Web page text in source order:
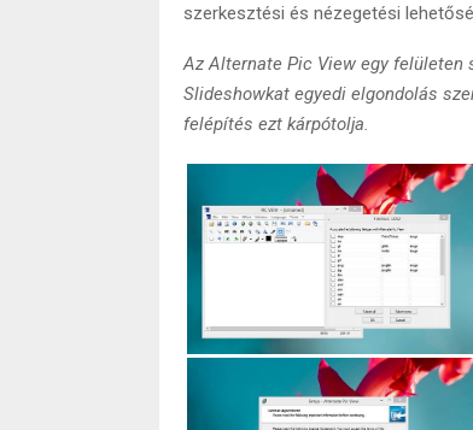
szerkesztési és nézegetési
Az Alternate Pic View egy felületen
Slideshowkat egyedi elgondolás
felépítés ezt kárpótolja.